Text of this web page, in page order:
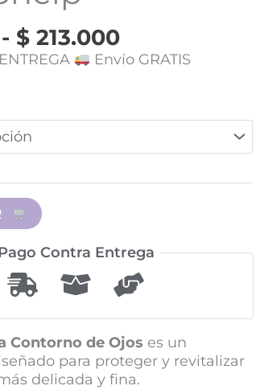
- $ 213.000
Envío GRATIS
Contra Entrega
Contorno de Ojos es un
para proteger y revitalizar
delicada y fina.